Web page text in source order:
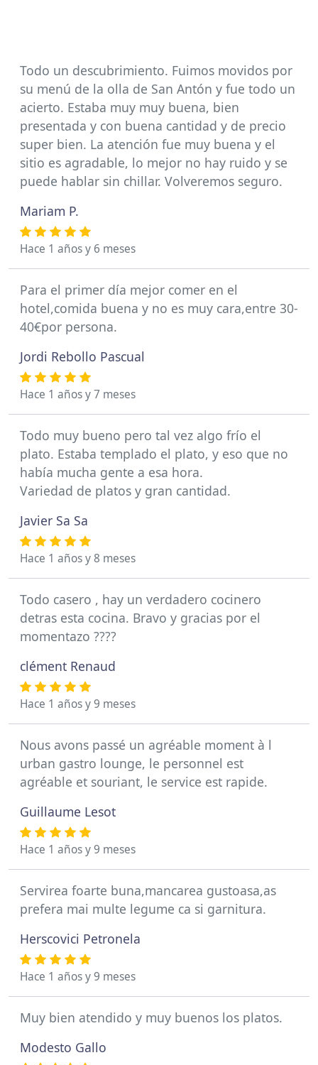
Todo un descubrimiento. Fuimos movidos por
su menú de la olla de San Antón y fue todo un
acierto. Estaba muy muy buena, bien
presentada y con buena cantidad y de precio
super bien. La atención fue muy buena y el
sitio es agradable, lo mejor no hay ruido y se
puede hablar sin chillar. Volveremos seguro.
Mariam P.
Hace 1 años y 6 meses
Para el primer día mejor comer en el
hotel,comida buena y no es muy cara,entre 30-
40€por persona.
Jordi Rebollo Pascual
Hace 1 años y 7 meses
Todo muy bueno pero tal vez algo frío el
plato. Estaba templado el plato, y eso que no
había mucha gente a esa hora.
Variedad de platos y gran cantidad.
Javier Sa Sa
Hace 1 años y 8 meses
Todo casero , hay un verdadero cocinero
detras esta cocina. Bravo y gracias por el
momentazo ????
clément Renaud
Hace 1 años y 9 meses
Nous avons passé un agréable moment à l
urban gastro lounge, le personnel est
agréable et souriant, le service est rapide.
Guillaume Lesot
Hace 1 años y 9 meses
Servirea foarte buna,mancarea gustoasa,as
prefera mai multe legume ca si garnitura.
Herscovici Petronela
Hace 1 años y 9 meses
Muy bien atendido y muy buenos los platos.
Modesto Gallo